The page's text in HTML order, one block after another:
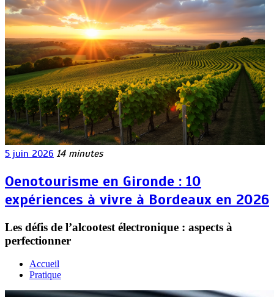
5 juin 2026 14 minutes
Oenotourisme en Gironde : 10
expériences à vivre à Bordeaux en 2026
Les défis de l’alcootest électronique : aspects à
perfectionner
Accueil
Pratique